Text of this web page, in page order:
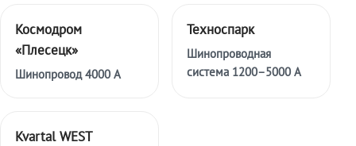
Космодром
«Плесецк»
Шинопровод 4000 А
Техноспарк
Шинопроводная
система 1200–5000 А
Kvartal WEST